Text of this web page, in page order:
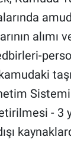
alımı
Sistemi
- 3